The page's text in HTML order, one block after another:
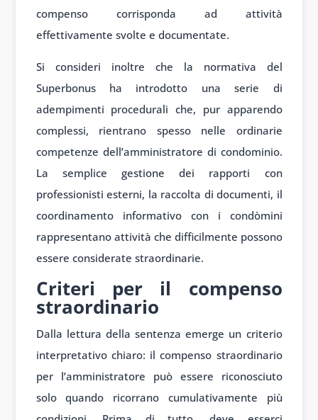
compenso corrisponda ad attività
effettivamente svolte e documentate.
Si consideri inoltre che la normativa del
Superbonus ha introdotto una serie di
adempimenti procedurali che, pur apparendo
complessi, rientrano spesso nelle ordinarie
competenze dell’amministratore di condominio.
La semplice gestione dei rapporti con
professionisti esterni, la raccolta di documenti, il
coordinamento informativo con i condòmini
rappresentano attività che difficilmente possono
essere considerate straordinarie.
Criteri per il compenso
straordinario
Dalla lettura della sentenza emerge un criterio
interpretativo chiaro: il compenso straordinario
per l’amministratore può essere riconosciuto
solo quando ricorrano cumulativamente più